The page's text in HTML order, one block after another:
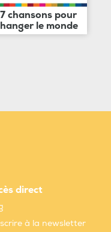
chansons pour
le monde
direct
à la newsletter